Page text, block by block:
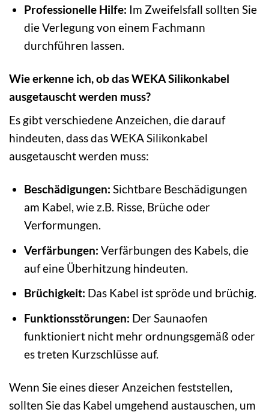
Professionelle Hilfe: Im Zweifelsfall sollten Sie
die Verlegung von einem Fachmann
durchführen lassen.
Wie erkenne ich, ob das WEKA Silikonkabel
ausgetauscht werden muss?
Es gibt verschiedene Anzeichen, die darauf
hindeuten, dass das WEKA Silikonkabel
ausgetauscht werden muss:
Beschädigungen: Sichtbare Beschädigungen
am Kabel, wie z.B. Risse, Brüche oder
Verformungen.
Verfärbungen: Verfärbungen des Kabels, die
auf eine Überhitzung hindeuten.
Brüchigkeit: Das Kabel ist spröde und brüchig.
Funktionsstörungen: Der Saunaofen
funktioniert nicht mehr ordnungsgemäß oder
es treten Kurzschlüsse auf.
Wenn Sie eines dieser Anzeichen feststellen,
sollten Sie das Kabel umgehend austauschen, um